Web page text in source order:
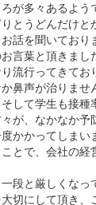
が多々あるよう
とうどんだけと
話を聞いており
言葉と頂きまし
流行ってきてお
鼻声が治りま
して学生も接種
が、なかなか予
かかってしまい
とで、会社の経
段と厳しくなっ
切にして頂き、